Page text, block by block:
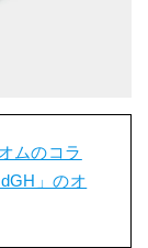
ムのコラ
」のオ